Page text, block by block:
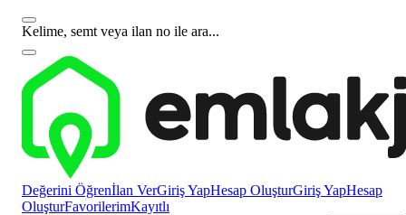
Kelime, semt veya ilan no ile ara...
Değerini Öğrenİlan VerGiriş YapHesap OluşturGiriş YapHesap
OluşturFavorilerimKayıtlı